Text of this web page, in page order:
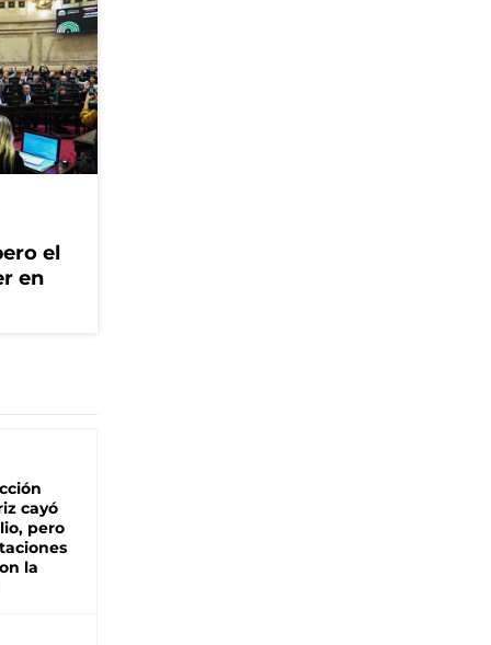
el
en
cayó
pero
la